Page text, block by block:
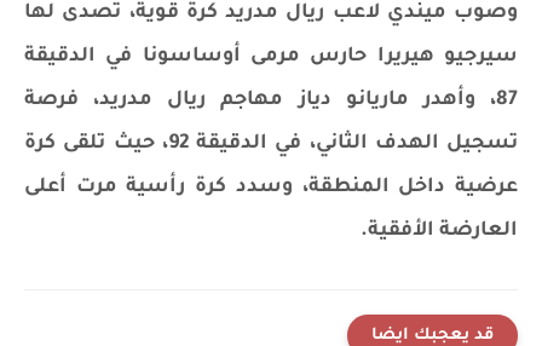
وصوب ميندي لاعب ريال مدريد كرة قوية، تصدى لها
سيرجيو هيريرا حارس مرمى أوساسونا في الدقيقة
87، وأهدر ماريانو دياز مهاجم ريال مدريد، فرصة
تسجيل الهدف الثاني، في الدقيقة 92، حيث تلقى كرة
عرضية داخل المنطقة، وسدد كرة رأسية مرت أعلى
العارضة الأفقية.
قد يعجبك ايضا